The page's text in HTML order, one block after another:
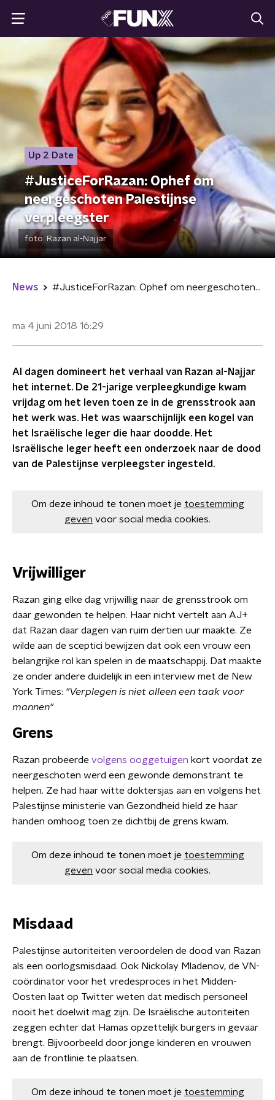
Up 2 Date
#JusticeForRazan: Ophef om
neergeschoten Palestijnse
verpleegster
foto: Razan al-Najjar
News #JusticeForRazan: Ophef om neergeschoten Palestijnse verpleegster
ma 4 juni 2018 16:29
Al dagen domineert het verhaal van Razan al-Najjar
het internet. De 21-jarige verpleegkundige kwam
vrijdag om het leven toen ze in de grensstrook aan
het werk was. Het was waarschijnlijk een kogel van
het Israëlische leger die haar doodde. Het
Israëlische leger heeft een onderzoek naar de dood
van de Palestijnse verpleegster ingesteld.
Om deze inhoud te tonen moet je toestemming
geven voor social media cookies.
Vrijwilliger
Razan ging elke dag vrijwillig naar de grensstrook om
daar gewonden te helpen. Haar nicht vertelt aan AJ+
dat Razan daar dagen van ruim dertien uur maakte. Ze
wilde aan de sceptici bewijzen dat ook een vrouw een
belangrijke rol kan spelen in de maatschappij. Dat maakte
ze onder andere duidelijk in een interview met de New
York Times: "Verplegen is niet alleen een taak voor
mannen"
Grens
Razan probeerde volgens ooggetuigen kort voordat ze
neergeschoten werd een gewonde demonstrant te
helpen. Ze had haar witte doktersjas aan en volgens het
Palestijnse ministerie van Gezondheid hield ze haar
handen omhoog toen ze dichtbij de grens kwam.
Om deze inhoud te tonen moet je toestemming
geven voor social media cookies.
Misdaad
Palestijnse autoriteiten veroordelen de dood van Razan
als een oorlogsmisdaad. Ook Nickolay Mladenov, de VN-
coördinator voor het vredesproces in het Midden-
Oosten laat op Twitter weten dat medisch personeel
nooit het doelwit mag zijn. De Israëlische autoriteiten
zeggen echter dat Hamas opzettelijk burgers in gevaar
brengt. Bijvoorbeeld door jonge kinderen en vrouwen
aan de frontlinie te plaatsen.
Om deze inhoud te tonen moet je toestemming